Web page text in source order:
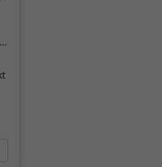
Doppelkupplungsgetriebe (DSG)